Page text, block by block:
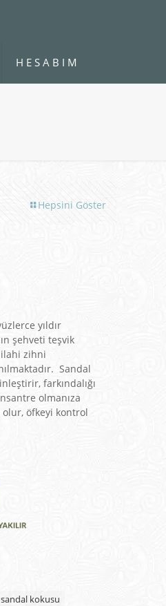
HESABIM
Hepsini Göster
yıldır
şehveti teşvik
ilahi zihni
Sandal
farkındalığı
olmanıza
olur, öfkeyi kontrol
sandal kokusu